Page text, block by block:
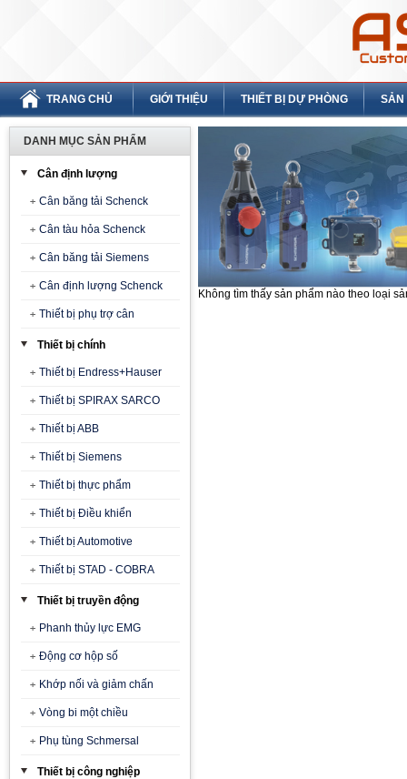
TRANG CHỦ GIỚI THIỆU THIẾT BỊ DỰ PHÒNG SẢN
DANH MỤC SẢN PHẨM
Cân định lượng
Cân băng tải Schenck
Cân tàu hỏa Schenck
Cân băng tải Siemens
Cân định lượng Schenck
Thiết bị phụ trợ cân
Thiết bị chính
Thiết bị Endress+Hauser
Thiết bị SPIRAX SARCO
Thiết bị ABB
Thiết bị Siemens
Thiết bị thực phẩm
Thiết bị Điều khiển
Thiết bị Automotive
Thiết bị STAD - COBRA
Thiết bị truyền động
Phanh thủy lực EMG
Động cơ hộp số
Khớp nối và giảm chấn
Vòng bi một chiều
Phụ tùng Schmersal
Thiết bị công nghiệp
Không tìm thấy sản phẩm nào theo loại